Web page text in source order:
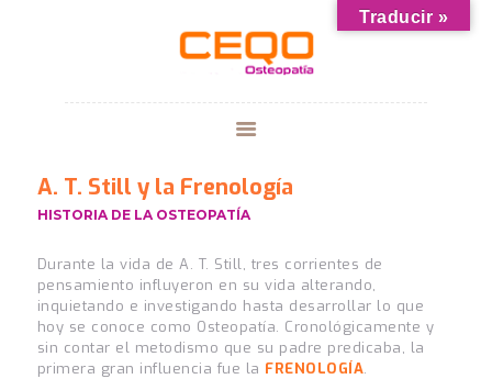
CENTRO CEQO
GALERIA
BLOG
A. T. Still y la Frenología
HISTORIA DE LA OSTEOPATÍA
Durante la vida de A. T. Still, tres corrientes de
pensamiento influyeron en su vida alterando,
inquietando e investigando hasta desarrollar lo que
hoy se conoce como Osteopatía. Cronológicamente y
sin contar el metodismo que su padre predicaba, la
primera gran influencia fue la FRENOLOGÍA.
Traducir »